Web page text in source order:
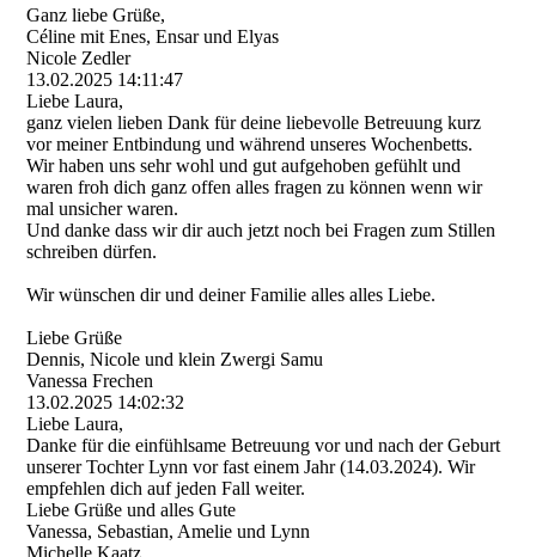
Ganz liebe Grüße,
Céline mit Enes, Ensar und Elyas
Nicole Zedler
13.02.2025 14:11:47
Liebe Laura,
ganz vielen lieben Dank für deine liebevolle Betreuung kurz
vor meiner Entbindung und während unseres Wochenbetts.
Wir haben uns sehr wohl und gut aufgehoben gefühlt und
waren froh dich ganz offen alles fragen zu können wenn wir
mal unsicher waren.
Und danke dass wir dir auch jetzt noch bei Fragen zum Stillen
schreiben dürfen.
Wir wünschen dir und deiner Familie alles alles Liebe.
Liebe Grüße
Dennis, Nicole und klein Zwergi Samu
Vanessa Frechen
13.02.2025 14:02:32
Liebe Laura,
Danke für die einfühlsame Betreuung vor und nach der Geburt
unserer Tochter Lynn vor fast einem Jahr (14.03.2024). Wir
empfehlen dich auf jeden Fall weiter.
Liebe Grüße und alles Gute
Vanessa, Sebastian, Amelie und Lynn
Michelle Kaatz